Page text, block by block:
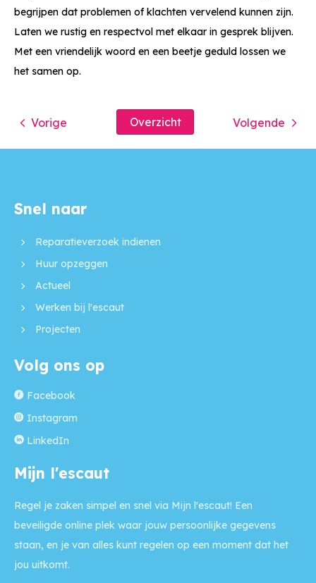
begrijpen dat problemen of klachten vervelend kunnen zijn.
Laten we rustig en respectvol met elkaar in gesprek blijven.
Met een vriendelijk woord en een beetje geduld lossen we
het samen op.
Volgende
Overzicht
Vorige
Contactinformatie
Snel naar
Reparatieverzoek indienen
Huur opzeggen
Actueel
Werken bij l'escaut
Projecten
Volg ons op
Facebook
Instagram
LinkedIn
Mijn l'escaut
Regel je zaken simpel en snel via Mijn l'escaut! Een
beveiligde online plek waar jouw persoonlijke gegevens
staan, en je van alles kunt regelen op een moment dat het
jou uitkomt.